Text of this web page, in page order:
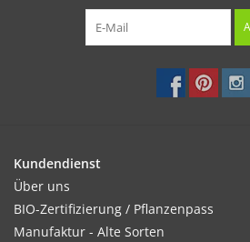
Kundendienst
Über uns
BIO-Zertifizierung / Pflanzenpass
Manufaktur - Alte Sorten